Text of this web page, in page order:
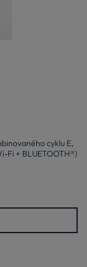
cyklu E,
Fi + BLUETOOTH®)